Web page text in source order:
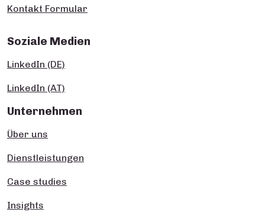
Kontakt Formular
Soziale Medien
LinkedIn (DE)
LinkedIn (AT)
Unternehmen
Über uns
Dienstleistungen
Case studies
Insights